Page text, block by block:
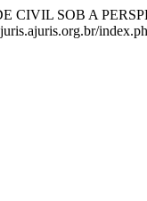
CIVIL SOB A